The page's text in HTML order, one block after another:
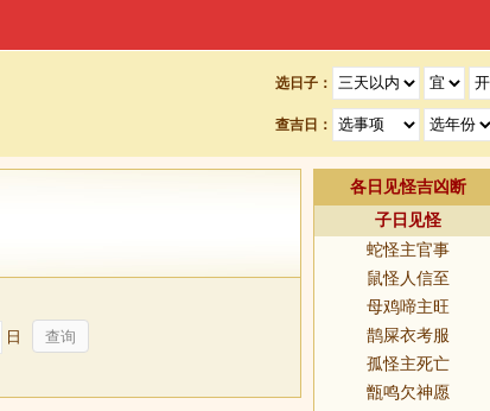
选日子：
查吉日：
日
各日见怪吉凶断
子日见怪
蛇怪主官事
鼠怪人信至
母鸡啼主旺
鹊屎衣考服
孤怪主死亡
甑鸣欠神愿